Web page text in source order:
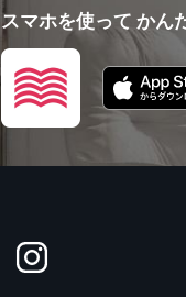
スマホを使って かん